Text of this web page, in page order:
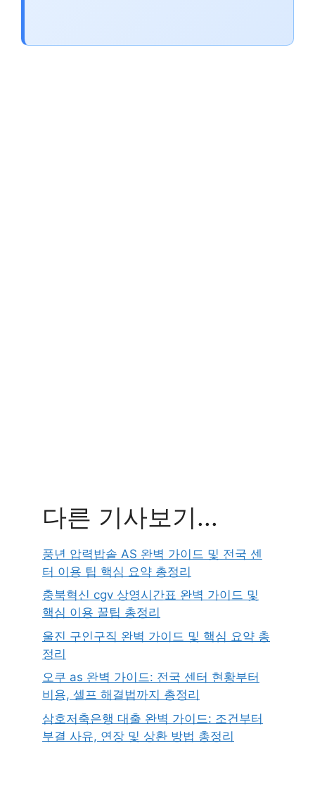
다른 기사보기...
풍년 압력밥솥 AS 완벽 가이드 및 전국 센
터 이용 팁 핵심 요약 총정리
충북혁신 cgv 상영시간표 완벽 가이드 및
핵심 이용 꿀팁 총정리
울진 구인구직 완벽 가이드 및 핵심 요약 총
정리
오쿠 as 완벽 가이드: 전국 센터 현황부터
비용, 셀프 해결법까지 총정리
삼호저축은행 대출 완벽 가이드: 조건부터
부결 사유, 연장 및 상환 방법 총정리